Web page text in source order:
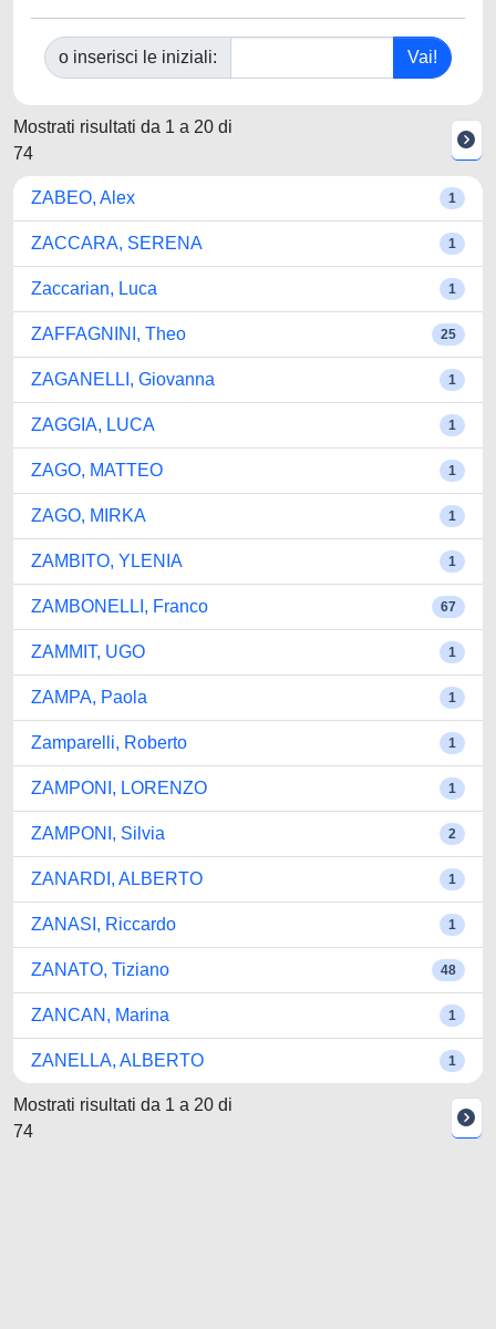
o inserisci le iniziali:
Mostrati risultati da 1 a 20 di
74
ZABEO, Alex 1
ZACCARA, SERENA 1
Zaccarian, Luca 1
ZAFFAGNINI, Theo 25
ZAGANELLI, Giovanna 1
ZAGGIA, LUCA 1
ZAGO, MATTEO 1
ZAGO, MIRKA 1
ZAMBITO, YLENIA 1
ZAMBONELLI, Franco 67
ZAMMIT, UGO 1
ZAMPA, Paola 1
Zamparelli, Roberto 1
ZAMPONI, LORENZO 1
ZAMPONI, Silvia 2
ZANARDI, ALBERTO 1
ZANASI, Riccardo 1
ZANATO, Tiziano 48
ZANCAN, Marina 1
ZANELLA, ALBERTO 1
Mostrati risultati da 1 a 20 di
74